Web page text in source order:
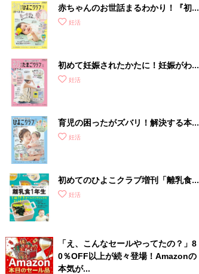
赤ちゃんのお世話まるわかり！『初め
てのひよこクラブ 夏号』〈巻頭大特
解決テク
妊活
初めて妊娠されたかたに！妊娠がわか
ったら最初に読む本『初めてのたまご
妊活
育児の困ったがズバリ！解決する本
『ひよこクラブ 夏号』 4カ月～2才
妊活
初めてのひよこクラブ増刊「離乳食1
年生 1皿作るだけ！オールインワン​レ
妊活
「え、こんなセールやってたの？」8
0％OFF以上が続々登場！Amazonの
本気が...